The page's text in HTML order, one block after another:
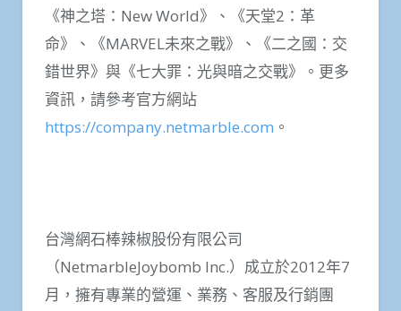
《神之塔：New World》、《天堂2：革
命》、《MARVEL未來之戰》、《二之國：交
錯世界》與《七大罪：光與暗之交戰》。更多
資訊，請參考官方網站
https://company.netmarble.com 。
台灣網石棒辣椒股份有限公司
（NetmarbleJoybomb Inc.）成立於2012年7
月，擁有專業的營運、業務、客服及行銷團